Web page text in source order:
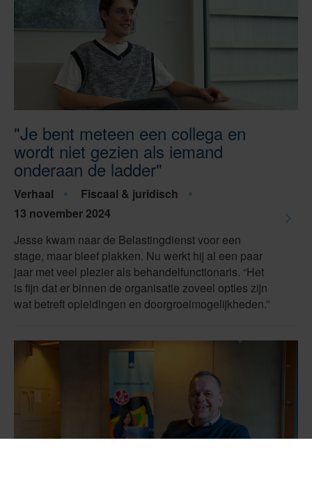
"Je bent meteen een collega en
wordt niet gezien als iemand
onderaan de ladder"
Verhaal
Fiscaal & juridisch
13 november 2024
Jesse kwam naar de Belastingdienst voor een
stage, maar bleef plakken. Nu werkt hij al een paar
jaar met veel plezier als behandelfunctionaris. “Het
is fijn dat er binnen de organisatie zoveel opties zijn
wat betreft opleidingen en doorgroeimogelijkheden.”